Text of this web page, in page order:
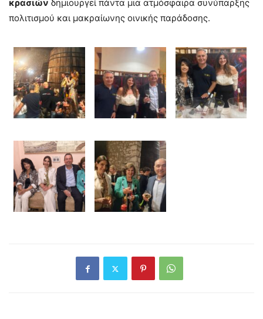
κρασιών δημιουργεί πάντα μια ατμόσφαιρα συνύπαρξης
πολιτισμού και μακραίωνης οινικής παράδοσης.